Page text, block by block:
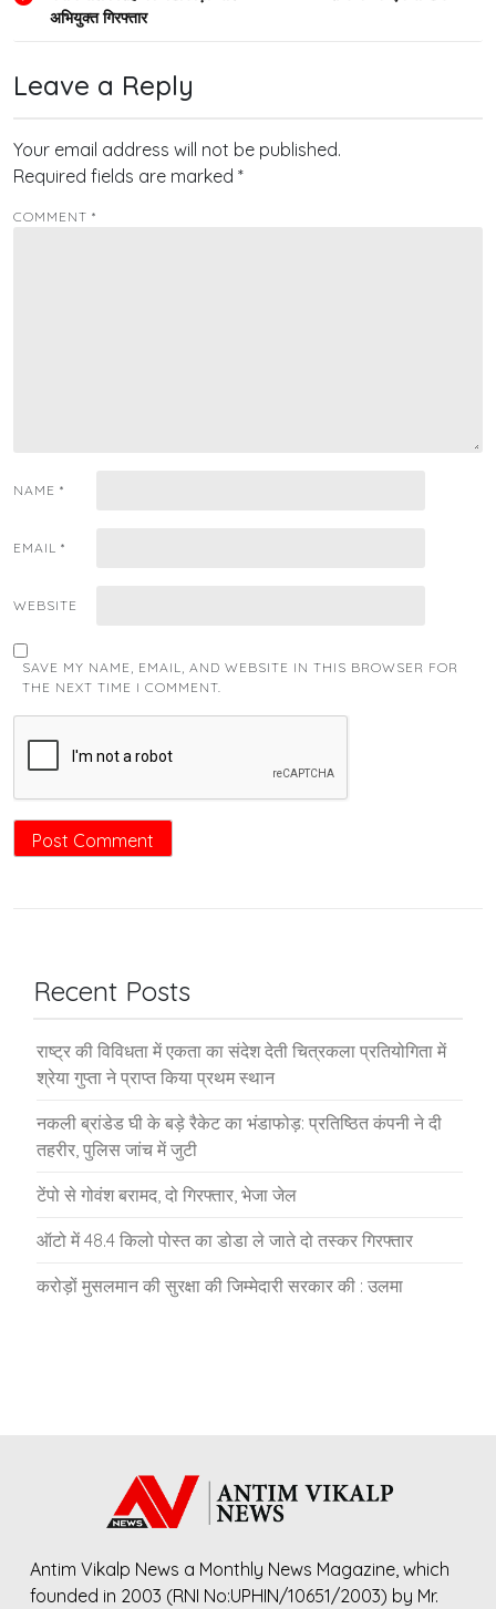
navigation
अभियुक्त गिरफ्तार
Leave a Reply
Your email address will not be published.
Required fields are marked *
COMMENT *
NAME *
EMAIL *
WEBSITE
SAVE MY NAME, EMAIL, AND WEBSITE IN THIS BROWSER FOR
THE NEXT TIME I COMMENT.
Recent Posts
राष्ट्र की विविधता में एकता का संदेश देती चित्रकला प्रतियोगिता में
श्रेया गुप्ता ने प्राप्त किया प्रथम स्थान
नकली ब्रांडेड घी के बड़े रैकेट का भंडाफोड़: प्रतिष्ठित कंपनी ने दी
तहरीर, पुलिस जांच में जुटी
टेंपो से गोवंश बरामद, दो गिरफ्तार, भेजा जेल
ऑटो में 48.4 किलो पोस्त का डोडा ले जाते दो तस्कर गिरफ्तार
करोड़ों मुसलमान की सुरक्षा की जिम्मेदारी सरकार की : उलमा
Antim Vikalp News a Monthly News Magazine, which
founded in 2003 (RNI No:UPHIN/10651/2003) by Mr.